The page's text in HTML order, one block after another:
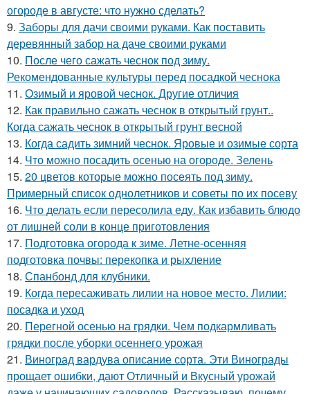
огороде в августе: что нужно сделать?
9. Заборы для дачи своими руками. Как поставить
деревянный забор на даче своими руками
10. После чего сажать чеснок под зиму.
Рекомендованные культуры перед посадкой чеснока
11. Озимый и яровой чеснок. Другие отличия
12. Как правильно сажать чеснок в открытый грунт..
Когда сажать чеснок в открытый грунт весной
13. Когда садить зимний чеснок. Яровые и озимые сорта
14. Что можно посадить осенью на огороде. Зелень
15. 20 цветов которые можно посеять под зиму.
Примерный список однолетников и советы по их посеву
16. Что делать если пересолила еду. Как избавить блюдо
от лишней соли в конце приготовления
17. Подготовка огорода к зиме. Летне-осенняя
подготовка почвы: перекопка и рыхление
18. Спанбонд для клубники.
19. Когда пересаживать лилии на новое место. Лилии:
посадка и уход
20. Перегной осенью на грядки. Чем подкармливать
грядки после уборки осеннего урожая
21. Виноград вардува описание сорта. Эти Винограды
прощает ошибки, дают Отличный и Вкусный урожай